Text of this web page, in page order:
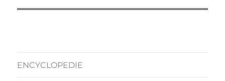
ENCYCLOPEDIE